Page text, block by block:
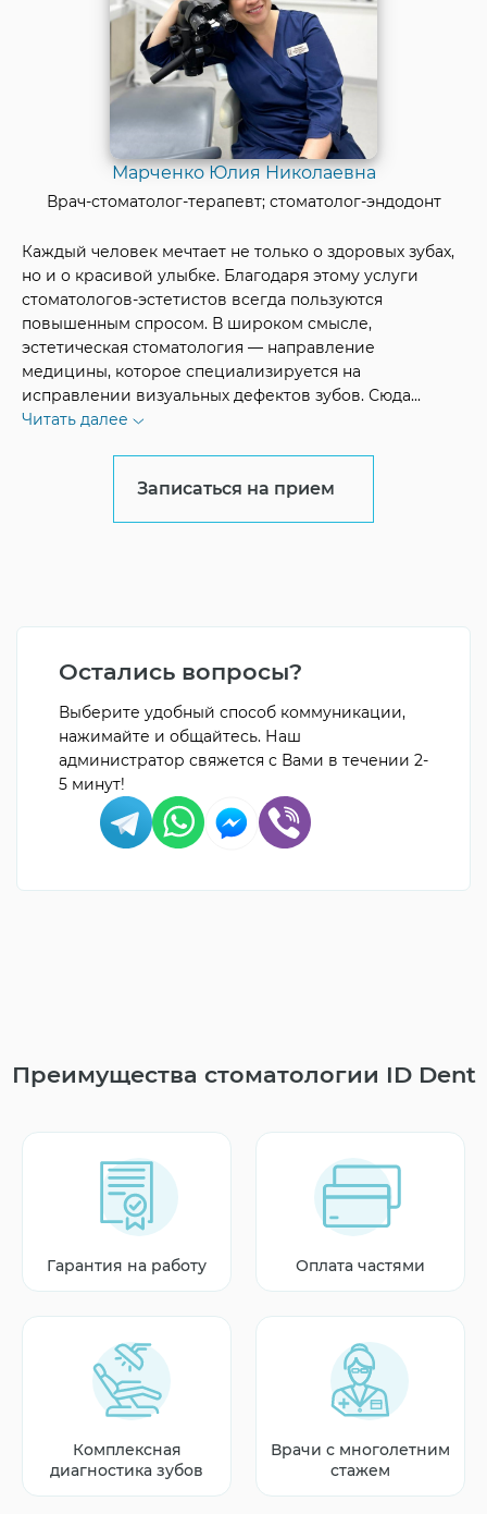
Марченко Юлия Николаевна
Врач-стоматолог-терапевт; стоматолог-эндодонт
Каждый человек мечтает не только о здоровых зубах,
но и о красивой улыбке. Благодаря этому услуги
стоматологов-эстетистов всегда пользуются
повышенным спросом. В широком смысле,
эстетическая стоматология — направление
медицины, которое специализируется на
исправлении визуальных дефектов зубов. Сюда...
Читать далее
Записаться на прием
Остались вопросы?
Выберите удобный способ коммуникации,
нажимайте и общайтесь. Наш
администратор свяжется с Вами в течении 2-
5 минут!
Преимущества стоматологии ID Dent
Гарантия на работу Оплата частями
Комплексная
диагностика зубов
Врачи с многолетним
стажем